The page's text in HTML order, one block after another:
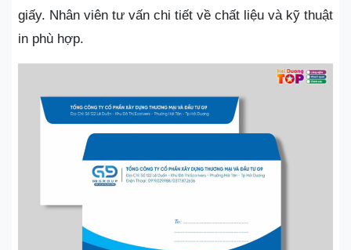
giấy. Nhân viên tư vấn chi tiết về chất liệu và kỹ thuật
in phù hợp.